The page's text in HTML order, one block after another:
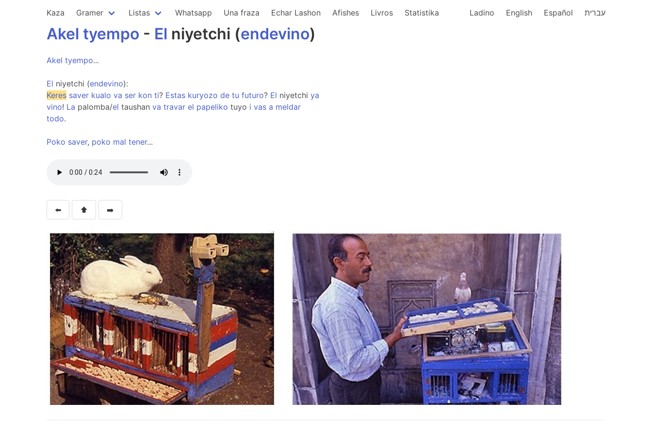
Kaza Gramer Listas Whatsapp Una fraza Echar Lashon Afishes Livros Statistika Ladino English Español עברית
Akel tyempo - El niyetchi (endevino)
Akel tyempo...
El niyetchi (endevino):
Keres saver kualo va ser kon ti? Estas kuryozo de tu futuro? El niyetchi ya
vino! La palomba/el taushan va travar el papeliko tuyo i vas a meldar
todo.
Poko saver, poko mal tener...
⬅️ ⬆️ ➡️